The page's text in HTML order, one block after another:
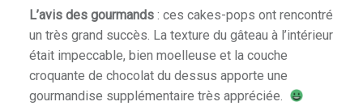
L’avis des gourmands: ces cakes-pops ont rencontré
un très grand succès. La texture du gâteau à l’intérieur
était impeccable, bien moelleuse et la couche
croquante de chocolat du dessus apporte une
gourmandise supplémentaire très appréciée.